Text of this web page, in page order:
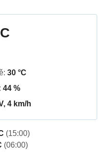
30 °C
44 %
4 km/h
(15:00)
(06:00)